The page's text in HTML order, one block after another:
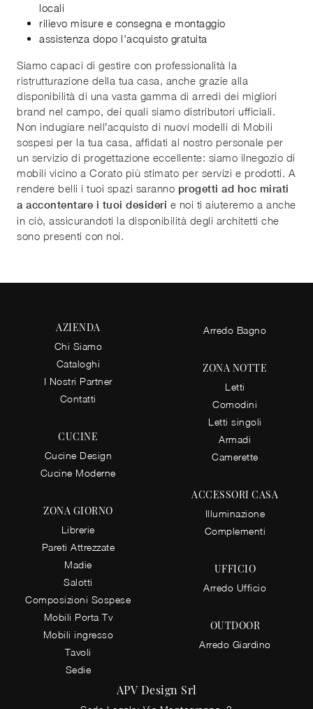
locali
rilievo misure e consegna e montaggio
assistenza dopo l'acquisto gratuita
Siamo capaci di gestire con professionalità la
ristrutturazione della tua casa, anche grazie alla
disponibilità di una vasta gamma di arredi dei migliori
brand nel campo, dei quali siamo distributori ufficiali.
Non indugiare nell’acquisto di nuovi modelli di Mobili
sospesi per la tua casa, affidati al nostro personale per
un servizio di progettazione eccellente: siamo ilnegozio di
mobili vicino a Corato più stimato per servizi e prodotti. A
rendere belli i tuoi spazi saranno progetti ad hoc mirati
a accontentare i tuoi desideri e noi ti aiuteremo a anche
in ciò, assicurandoti la disponibilità degli architetti che
sono presenti con noi.
AZIENDA
Chi Siamo
Cataloghi
I Nostri Partner
Contatti
CUCINE
Cucine Design
Cucine Moderne
ZONA GIORNO
Librerie
Pareti Attrezzate
Madie
Salotti
Composizioni Sospese
Mobili Porta Tv
Mobili ingresso
Tavoli
Sedie
Arredo Bagno
ZONA NOTTE
Letti
Comodini
Letti singoli
Armadi
Camerette
ACCESSORI CASA
Illuminazione
Complementi
UFFICIO
Arredo Ufficio
OUTDOOR
Arredo Giardino
APV Design Srl